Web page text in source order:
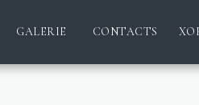
GALERIE CONTACTS